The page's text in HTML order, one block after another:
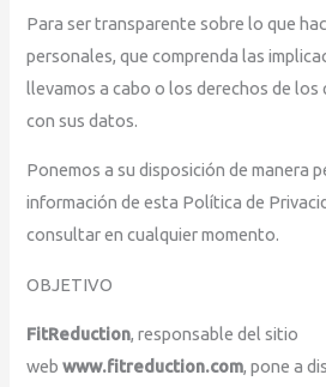
Para ser transparente sobre lo que
personales, que comprenda las
llevamos a cabo o los derechos de los
con sus datos.
Ponemos a su disposición de manera
información de esta Política de
consultar en cualquier momento.
OBJETIVO
FitReduction, responsable del sitio
webwww.fitreduction.com, pone a